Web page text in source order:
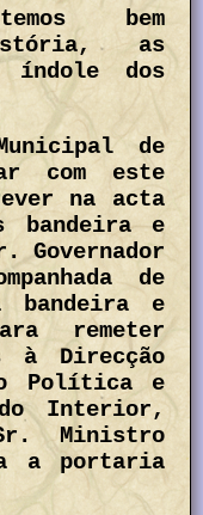
bem
as
dos
de
com este
na acta
bandeira e
Governador
de
bandeira e
remeter
à Direcção
Política e
Interior,
Ministro
a portaria